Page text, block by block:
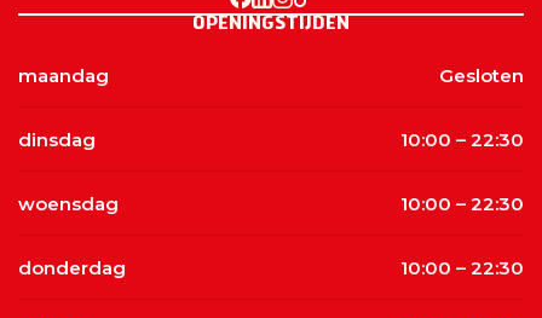
OPENINGSTIJDEN
maandag Gesloten
dinsdag 10:00 – 22:30
woensdag 10:00 – 22:30
donderdag 10:00 – 22:30